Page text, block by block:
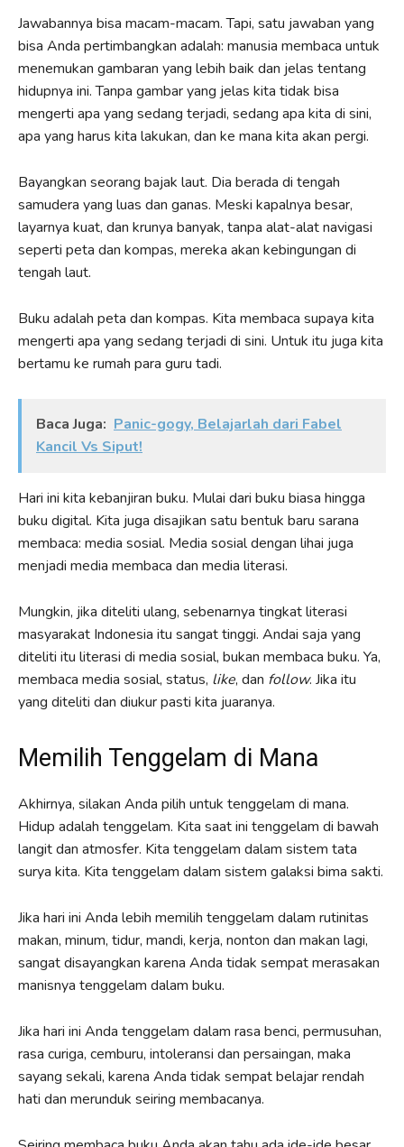
Jawabannya bisa macam-macam. Tapi, satu jawaban yang
bisa Anda pertimbangkan adalah: manusia membaca untuk
menemukan gambaran yang lebih baik dan jelas tentang
hidupnya ini. Tanpa gambar yang jelas kita tidak bisa
mengerti apa yang sedang terjadi, sedang apa kita di sini,
apa yang harus kita lakukan, dan ke mana kita akan pergi.
Bayangkan seorang bajak laut. Dia berada di tengah
samudera yang luas dan ganas. Meski kapalnya besar,
layarnya kuat, dan krunya banyak, tanpa alat-alat navigasi
seperti peta dan kompas, mereka akan kebingungan di
tengah laut.
Buku adalah peta dan kompas. Kita membaca supaya kita
mengerti apa yang sedang terjadi di sini. Untuk itu juga kita
bertamu ke rumah para guru tadi.
Baca Juga: Panic-gogy, Belajarlah dari Fabel
Kancil Vs Siput!
Hari ini kita kebanjiran buku. Mulai dari buku biasa hingga
buku digital. Kita juga disajikan satu bentuk baru sarana
membaca: media sosial. Media sosial dengan lihai juga
menjadi media membaca dan media literasi.
Mungkin, jika diteliti ulang, sebenarnya tingkat literasi
masyarakat Indonesia itu sangat tinggi. Andai saja yang
diteliti itu literasi di media sosial, bukan membaca buku. Ya,
membaca media sosial, status, like, dan follow. Jika itu
yang diteliti dan diukur pasti kita juaranya.
Memilih Tenggelam di Mana
Akhirnya, silakan Anda pilih untuk tenggelam di mana.
Hidup adalah tenggelam. Kita saat ini tenggelam di bawah
langit dan atmosfer. Kita tenggelam dalam sistem tata
surya kita. Kita tenggelam dalam sistem galaksi bima sakti.
Jika hari ini Anda lebih memilih tenggelam dalam rutinitas
makan, minum, tidur, mandi, kerja, nonton dan makan lagi,
sangat disayangkan karena Anda tidak sempat merasakan
manisnya tenggelam dalam buku.
Jika hari ini Anda tenggelam dalam rasa benci, permusuhan,
rasa curiga, cemburu, intoleransi dan persaingan, maka
sayang sekali, karena Anda tidak sempat belajar rendah
hati dan merunduk seiring membacanya.